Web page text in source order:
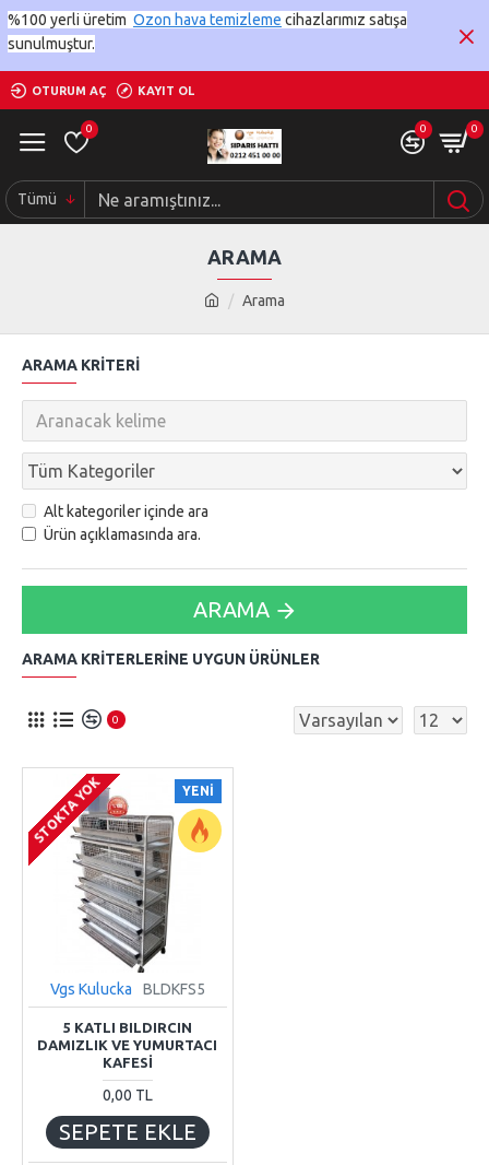
%100 yerli üretim Ozon hava temizleme cihazlarımız satışa
sunulmuştur.
OTURUM AÇ KAYIT OL
0 0 0
Tümü
Arama
ARAMA
ARAMA KRITERI
Alt kategoriler içinde ara
Ürün açıklamasında ara.
ARAMA
ARAMA KRITERLERINE UYGUN ÜRÜNLER
0
YENI
STOKTA YOK
Vgs Kulucka BLDKFS5
5 KATLI BILDIRCIN
DAMIZLIK VE YUMURTACI
KAFESİ
0,00 TL
SEPETE EKLE